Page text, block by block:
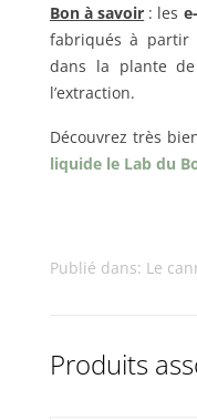
Bon à savoir : les
fabriqués à partir
dans la plante
l’extraction.
Découvrez très
liquide le Lab du
Publié dans: Le
Produits